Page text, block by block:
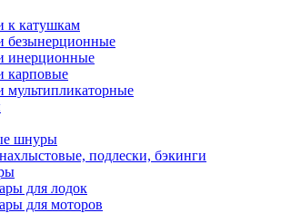
к катушкам
безынерционные
инерционные
карповые
мультипликаторные
шнуры
подлески, бэкинги
для лодок
для моторов